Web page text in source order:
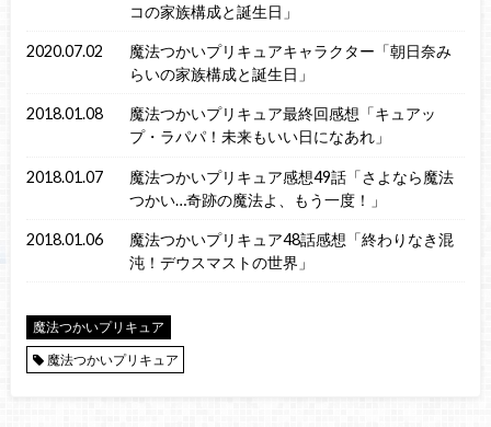
コの家族構成と誕生日」
2020.07.02
魔法つかいプリキュアキャラクター「朝日奈み
らいの家族構成と誕生日」
2018.01.08
魔法つかいプリキュア最終回感想「キュアッ
プ・ラパパ！未来もいい日になあれ」
2018.01.07
魔法つかいプリキュア感想49話「さよなら魔法
つかい…奇跡の魔法よ、もう一度！」
2018.01.06
魔法つかいプリキュア48話感想「終わりなき混
沌！デウスマストの世界」
魔法つかいプリキュア
魔法つかいプリキュア